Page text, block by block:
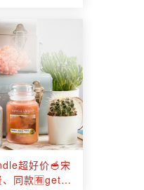
超好价🥣宋
同款🈶get你